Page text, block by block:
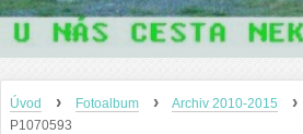
Úvod › Fotoalbum › Archiv 2010-2015 ›
P1070593